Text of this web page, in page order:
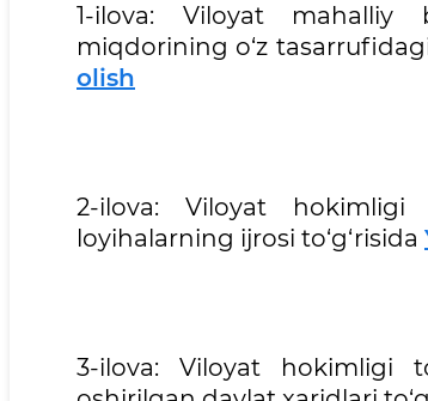
1-ilova: Viloyat mahalliy
miqdorining o‘z
olish
2-ilova: Viloyat hokimligi
loyihalarning ijrosi to‘g‘risida
3-ilova: Viloyat hokimligi